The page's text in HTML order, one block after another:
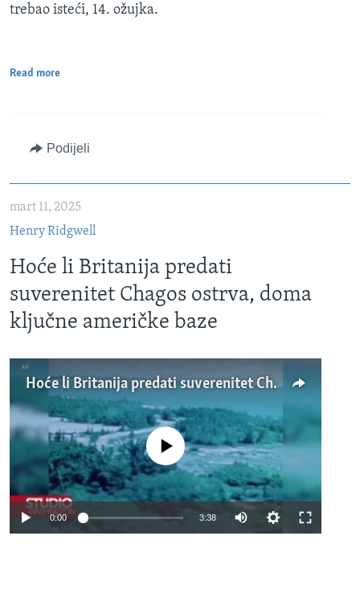
trebao isteći, 14. ožujka.
Read more
Podijeli
mart 11, 2025
Henry Ridgwell
Hoće li Britanija predati
suverenitet Chagos ostrva, doma
ključne američke baze
Hoće li Britanija predati suverenitet Chagos ostrva, doma ključne američke baze
No media source currently available
0:00 3:38